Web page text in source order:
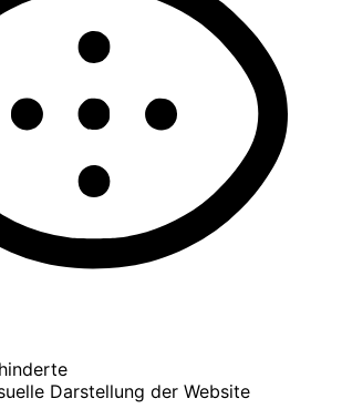
Darstellung der Website